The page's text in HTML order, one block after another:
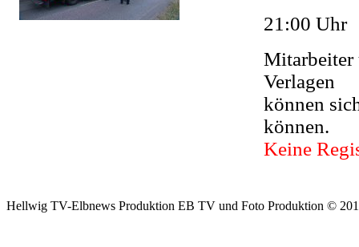
21:00 Uhr
Mitarbeiter
Verlagen
können
können.
Keine
Hellwig TV-Elbnews Produktion EB TV und Foto Produktion ©